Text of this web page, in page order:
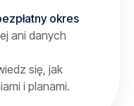
okres
ani danych
się, jak
i planami.